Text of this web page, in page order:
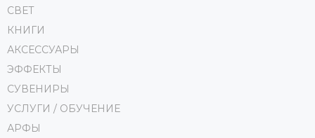
СВЕТ
КНИГИ
АКСЕССУАРЫ
ЭФФЕКТЫ
СУВЕНИРЫ
УСЛУГИ / ОБУЧЕНИЕ
АРФЫ